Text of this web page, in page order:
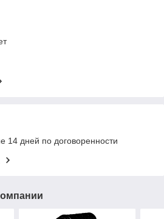
14 дней по договоренности